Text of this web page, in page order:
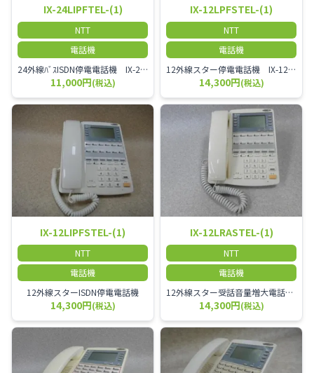
IX-24LIPFTEL-(1)
NTT
電話機
24外線ﾊﾞｽISDN停電電話機 IX-24LIPFTEL-(1)
11,000円(税込)
IX-12LPFSTEL-(1)
NTT
電話機
12外線スター停電電話機 IX-12LPFSTEL-(1)
14,300円(税込)
IX-12LIPFSTEL-(1)
NTT
電話機
12外線スターISDN停電電話機
14,300円(税込)
IX-12LRASTEL-(1)
NTT
電話機
12外線スター受話音量増大電話機 IX-12LRASTEL-(1)
14,300円(税込)